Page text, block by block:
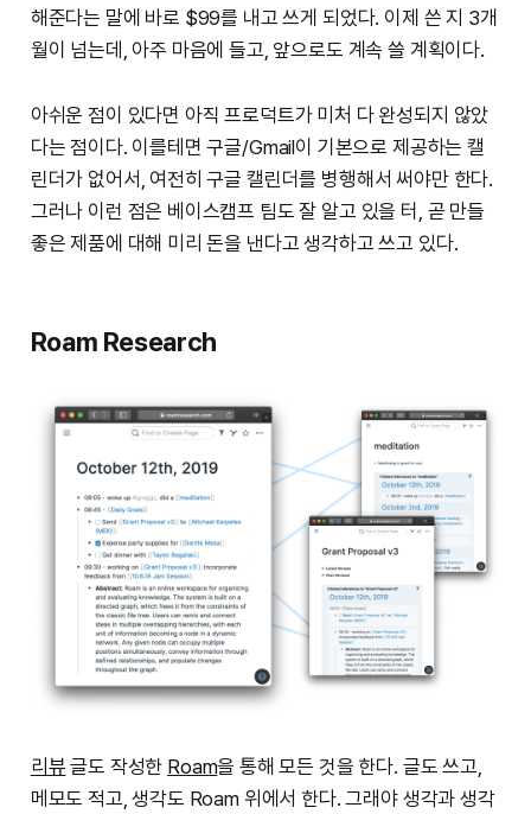
해준다는 말에 바로 $99를 내고 쓰게 되었다. 이제 쓴 지 3개
월이 넘는데, 아주 마음에 들고, 앞으로도 계속 쓸 계획이다.
아쉬운 점이 있다면 아직 프로덕트가 미처 다 완성되지 않았
다는 점이다. 이를테면 구글/Gmail이 기본으로 제공하는 캘
린더가 없어서, 여전히 구글 캘린더를 병행해서 써야만 한다.
그러나 이런 점은 베이스캠프 팀도 잘 알고 있을 터, 곧 만들
좋은 제품에 대해 미리 돈을 낸다고 생각하고 쓰고 있다.
Roam Research
리뷰 글도 작성한 Roam을 통해 모든 것을 한다. 글도 쓰고,
메모도 적고, 생각도 Roam 위에서 한다. 그래야 생각과 생각